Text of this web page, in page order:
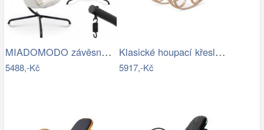
MIADOMODO závěsné houpací křeslo béžové…
5488,-Kč
Klasické houpací křeslo - AT
5917,-Kč